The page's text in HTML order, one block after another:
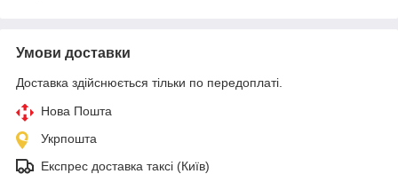
Умови доставки
Доставка здійснюється тільки по передоплаті.
Нова Пошта
Укрпошта
Експрес доставка таксі (Київ)